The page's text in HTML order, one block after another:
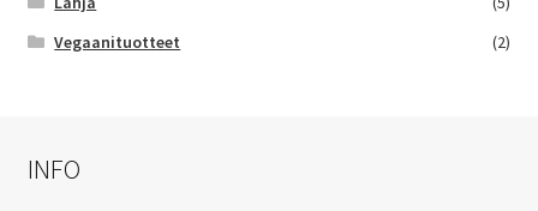
Vegaanituotteet
(2)
INFO